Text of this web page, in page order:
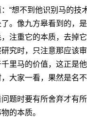
想不到他识别马的技
。像九方皋看到的，
注重它的本质，去掉
究时，只注意那应该
里马的价值，这正是
大家一看，果然是名
时要有所舍弃才有所
的本质。